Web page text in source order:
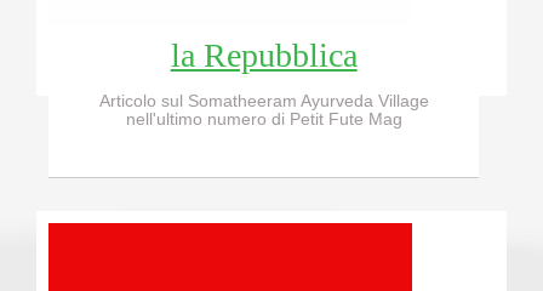
la Repubblica
Articolo sul Somatheeram Ayurveda Village
nell'ultimo numero di Petit Fute Mag